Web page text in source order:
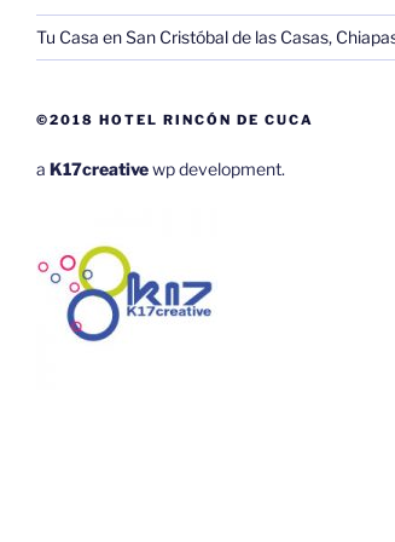
Tu Casa en San Cristóbal de las Casas,
©2018 HOTEL RINCÓN DE CUCA
a K17creativewp development.